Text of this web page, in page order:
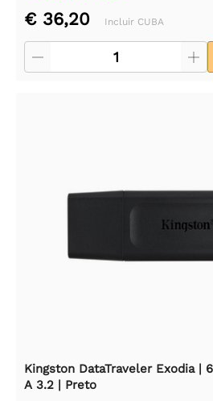
€ 36,20 Incluir CUBA
Kingston DataTraveler Exodia |
A 3.2 | Preto